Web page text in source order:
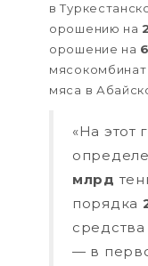
в
орошению на
орошение на
мяса в
«На этот
млрд
порядка
— в